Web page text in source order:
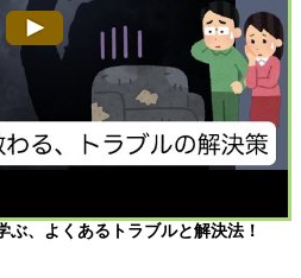
ぶ、よくあるトラブルと解決法！